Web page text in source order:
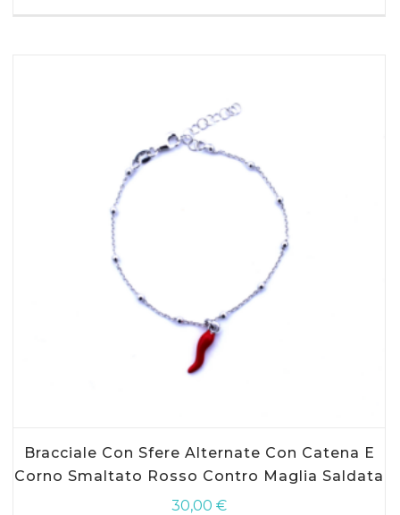
Bracciale Con Sfere Alternate Con Catena E
Corno Smaltato Rosso Contro Maglia Saldata
30,00 €